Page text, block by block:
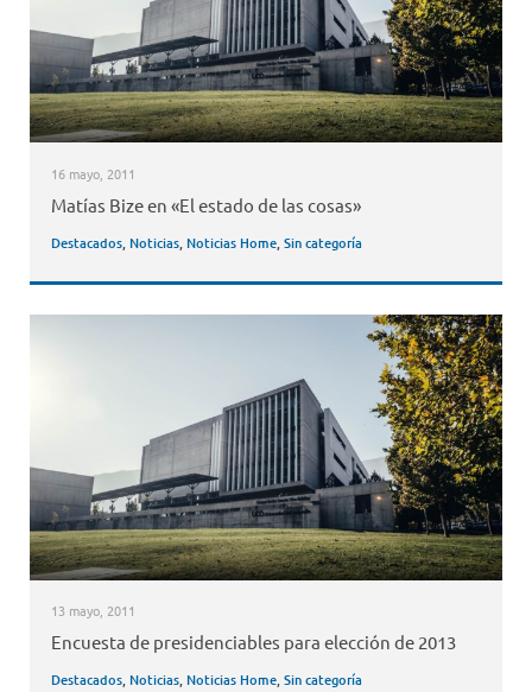
16 mayo, 2011
Matías Bize en «El estado de las cosas»
Destacados, Noticias, Noticias Home,Sin categoría
13 mayo, 2011
Encuesta de presidenciables para elección de 2013
Destacados, Noticias, Noticias Home,Sin categoría